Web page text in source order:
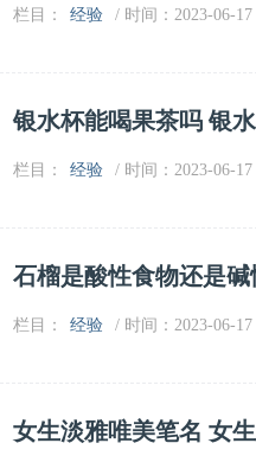
栏目： 经验 / 时间：2023-06-17
银水杯能喝果茶吗 银
栏目： 经验 / 时间：2023-06-17
石榴是酸性食物还是
栏目： 经验 / 时间：2023-06-17
女生淡雅唯美笔名 女